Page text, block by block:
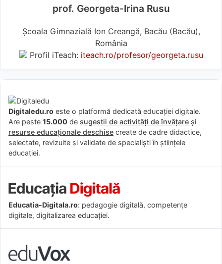
prof. Georgeta-Irina Rusu
Școala Gimnazială Ion Creangă, Bacău (Bacău),
România
Profil iTeach: iteach.ro/profesor/georgeta.rusu
Digitaledu.ro este o platformă dedicată educației digitale.
Are peste 15.000 de sugestii de activități de învățare și
resurse educaționale deschise create de cadre didactice,
selectate, revizuite și validate de specialiști în științele
educației.
Educatia-Digitala.ro: pedagogie digitală, competențe
digitale, digitalizarea educației.